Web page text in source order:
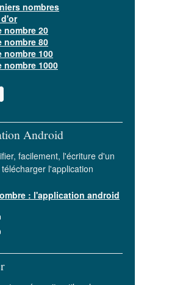
nombres
nombre 20
nombre 80
nombre 100
nombre 1000
Android
facilement, l'écriture d'un
l'application
: l'application android